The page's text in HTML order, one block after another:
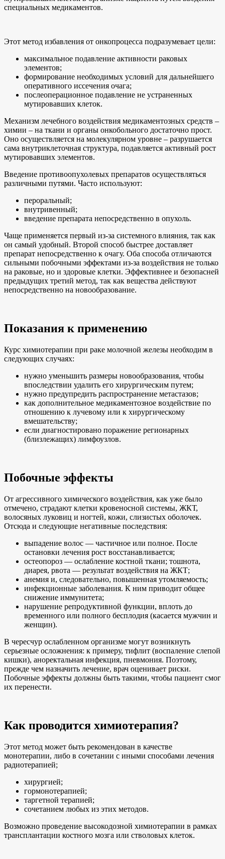
специальных медикаментов.
Этот метод избавления от онкопроцесса подразумевает цели:
максимальное подавление активности раковых
элементов;
формирование необходимых условий для дальнейшего
оперативного иссечения очага;
послеоперационное подавление не устраненных
мутировавших клеток.
Механизм лечебного воздействия медикаментозных средств –
химии – на ткани и органы онкобольного достаточно прост.
Оно осуществляется на молекулярном уровне – разрушается
сама внутриклеточная структура, подавляется активный рост
мутировавших элементов.
Введение противоопухолевых препаратов осуществляться
различными путями. Часто используют:
пероральный;
внутривенный;
введение препарата непосредственно в опухоль.
Чаще применяется первый из-за системного влияния, так как
он самый удобный. Второй способ быстрее доставляет
препарат непосредственно к очагу. Оба способа отличаются
сильными побочными эффектами из-за воздействия не только
на раковые, но и здоровые клетки. Эффективнее и безопасней
предыдущих третий метод, так как вещества действуют
непосредственно на новообразование.
Показания к применению
Курс химиотерапии при раке молочной железы необходим в
следующих случаях:
нужно уменьшить размеры новообразования, чтобы
впоследствии удалить его хирургическим путем;
нужно предупредить распространение метастазов;
как дополнительное медикаментозное воздействие по
отношению к лучевому или к хирургическому
вмешательству;
если диагностировано поражение регионарных
(близлежащих) лимфоузлов.
Побочные эффекты
От агрессивного химического воздействия, как уже было
отмечено, страдают клетки кровеносной системы, ЖКТ,
волосяных луковиц и ногтей, кожи, слизистых оболочек.
Отсюда и следующие негативные последствия:
выпадение волос — частичное или полное. После
остановки лечения рост восстанавливается;
остеопороз — ослабление костной ткани; тошнота,
диарея, рвота — результат воздействия на ЖКТ;
анемия и, следовательно, повышенная утомляемость;
инфекционные заболевания. К ним приводит общее
снижение иммунитета;
нарушение репродуктивной функции, вплоть до
временного или полного бесплодия (касается мужчин и
женщин).
В чересчур ослабленном организме могут возникнуть
серьезные осложнения: к примеру, тифлит (воспаление слепой
кишки), аноректальная инфекция, пневмония. Поэтому,
прежде чем назначить лечение, врач оценивает риски.
Побочные эффекты должны быть такими, чтобы пациент смог
их перенести.
Как проводится химиотерапия?
Этот метод может быть рекомендован в качестве
монотерапии, либо в сочетании с иными способами лечения
радиотерапией;
хирургией;
гормонотерапией;
таргетной терапией;
сочетанием любых из этих методов.
Возможно проведение высокодозной химиотерапии в рамках
трансплантации костного мозга или стволовых клеток.